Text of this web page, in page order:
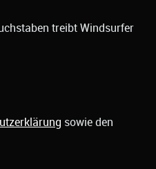
treibt Windsurfer
sowie den